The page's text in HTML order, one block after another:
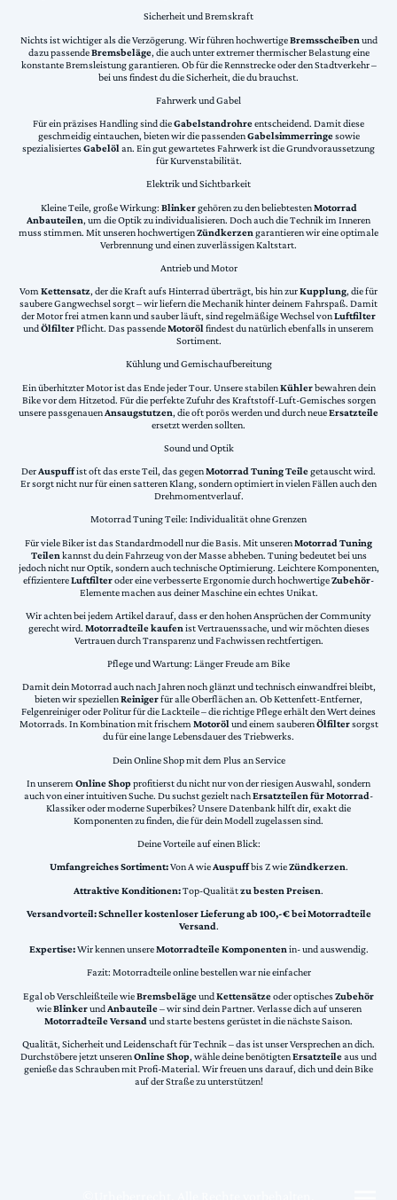
Sicherheit und Bremskraft
Nichts ist wichtiger als die Verzögerung. Wir führen hochwertigeBremsscheiben und
dazu passendeBremsbeläge, die auch unter extremer thermischer Belastung eine
konstante Bremsleistung garantieren. Ob für die Rennstrecke oder den Stadtverkehr –
bei uns findest du die Sicherheit, die du brauchst.
Fahrwerk und Gabel
Für ein präzises Handling sind dieGabelstandrohreentscheidend. Damit diese
geschmeidig eintauchen, bieten wir die passendenGabelsimmerringesowie
spezialisiertesGabelölan. Ein gut gewartetes Fahrwerk ist die Grundvoraussetzung
für Kurvenstabilität.
Elektrik und Sichtbarkeit
Kleine Teile, große Wirkung: Blinkergehören zu den beliebtestenMotorrad
Anbauteilen, um die Optik zu individualisieren. Doch auch die Technik im Inneren
muss stimmen. Mit unseren hochwertigenZündkerzen garantieren wir eine optimale
Verbrennung und einen zuverlässigen Kaltstart.
Antrieb und Motor
VomKettensatz, der die Kraft aufs Hinterrad überträgt, bis hin zurKupplung, die für
saubere Gangwechsel sorgt – wir liefern die Mechanik hinter deinem Fahrspaß. Damit
der Motor frei atmen kann und sauber läuft, sind regelmäßige Wechsel vonLuftfilter
undÖlfilterPflicht. Das passendeMotorölfindest du natürlich ebenfalls in unserem
Sortiment.
Kühlung und Gemischaufbereitung
Ein überhitzter Motor ist das Ende jeder Tour. Unsere stabilenKühlerbewahren dein
Bike vor dem Hitzetod. Für die perfekte Zufuhr des Kraftstoff-Luft-Gemisches sorgen
unsere passgenauenAnsaugstutzen, die oft porös werden und durch neueErsatzteile
ersetzt werden sollten.
Sound und Optik
DerAuspuffist oft das erste Teil, das gegenMotorrad Tuning Teilegetauscht wird.
Er sorgt nicht nur für einen satteren Klang, sondern optimiert in vielen Fällen auch den
Drehmomentverlauf.
Motorrad Tuning Teile: Individualität ohne Grenzen
Für viele Biker ist das Standardmodell nur die Basis. Mit unserenMotorrad Tuning
Teilen kannst du dein Fahrzeug von der Masse abheben. Tuning bedeutet bei uns
jedoch nicht nur Optik, sondern auch technische Optimierung. Leichtere Komponenten,
effizientereLuftfilteroder eine verbesserte Ergonomie durch hochwertigeZubehör-
Elemente machen aus deiner Maschine ein echtes Unikat.
Wir achten bei jedem Artikel darauf, dass er den hohen Ansprüchen der Community
gerecht wird. Motorradteile kaufen ist Vertrauenssache, und wir möchten dieses
Vertrauen durch Transparenz und Fachwissen rechtfertigen.
Pflege und Wartung: Länger Freude am Bike
Damit dein Motorrad auch nach Jahren noch glänzt und technisch einwandfrei bleibt,
bieten wir speziellenReinigerfür alle Oberflächen an. Ob Kettenfett-Entferner,
Felgenreiniger oder Politur für die Lackteile – die richtige Pflege erhält den Wert deines
Motorrads. In Kombination mit frischemMotorölund einem sauberenÖlfiltersorgst
du für eine lange Lebensdauer des Triebwerks.
Dein Online Shop mit dem Plus an Service
In unserem Online Shopprofitierst du nicht nur von der riesigen Auswahl, sondern
auch von einer intuitiven Suche. Du suchst gezielt nachErsatzteilen für Motorrad-
Klassiker oder moderne Superbikes? Unsere Datenbank hilft dir, exakt die
Komponenten zu finden, die für dein Modell zugelassen sind.
Deine Vorteile auf einen Blick:
Umfangreiches Sortiment:Von A wieAuspuffbis Z wieZündkerzen.
Attraktive Konditionen:Top-Qualitätzu besten Preisen.
Versandvorteil:Schneller kostenloser Lieferung ab 100,-€ bei Motorradteile
Versand.
Expertise:Wir kennen unsereMotorradteile Komponentenin- und auswendig.
Fazit: Motorradteile online bestellen war nie einfacher
Egal ob Verschleißteile wieBremsbelägeundKettensätzeoder optischesZubehör
wieBlinkerundAnbauteile– wir sind dein Partner. Verlasse dich auf unseren
Motorradteile Versand und starte bestens gerüstet in die nächste Saison.
Qualität, Sicherheit und Leidenschaft für Technik – das ist unser Versprechen an dich.
Durchstöbere jetzt unserenOnline Shop, wähle deine benötigtenErsatzteileaus und
genieße das Schrauben mit Profi-Material. Wir freuen uns darauf, dich und dein Bike
auf der Straße zu unterstützen!